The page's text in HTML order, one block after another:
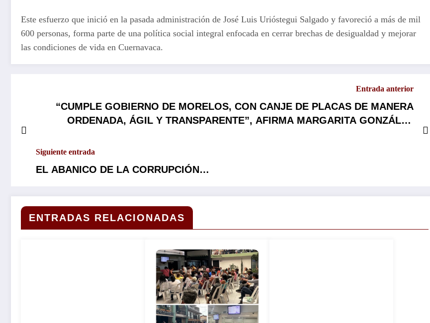
Este esfuerzo que inició en la pasada administración de José Luis Urióstegui Salgado y favoreció a más de mil
600 personas, forma parte de una política social integral enfocada en cerrar brechas de desigualdad y mejorar
las condiciones de vida en Cuernavaca.
Entrada anterior
“CUMPLE GOBIERNO DE MORELOS, CON CANJE DE PLACAS DE MANERA
ORDENADA, ÁGIL Y TRANSPARENTE”, AFIRMA MARGARITA GONZÁLEZ
Siguiente entrada
EL ABANICO DE LA CORRUPCIÓN…
ENTRADAS RELACIONADAS